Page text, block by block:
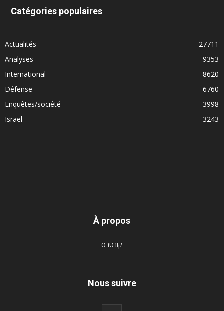
Catégories populaires
Actualités
27711
Analyses
9353
International
8620
Défense
6760
Enquêtes/société
3998
Israël
3243
À propos
קונטרס
Nous suivre